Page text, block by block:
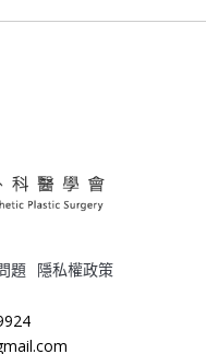
題 隱私權政策